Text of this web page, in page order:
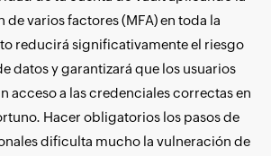
varios factores (MFA) en toda la
reducirá significativamente el riesgo
datos y garantizará que los usuarios
acceso a las credenciales correctas en
Hacer obligatorios los pasos de
dificulta mucho la vulneración de